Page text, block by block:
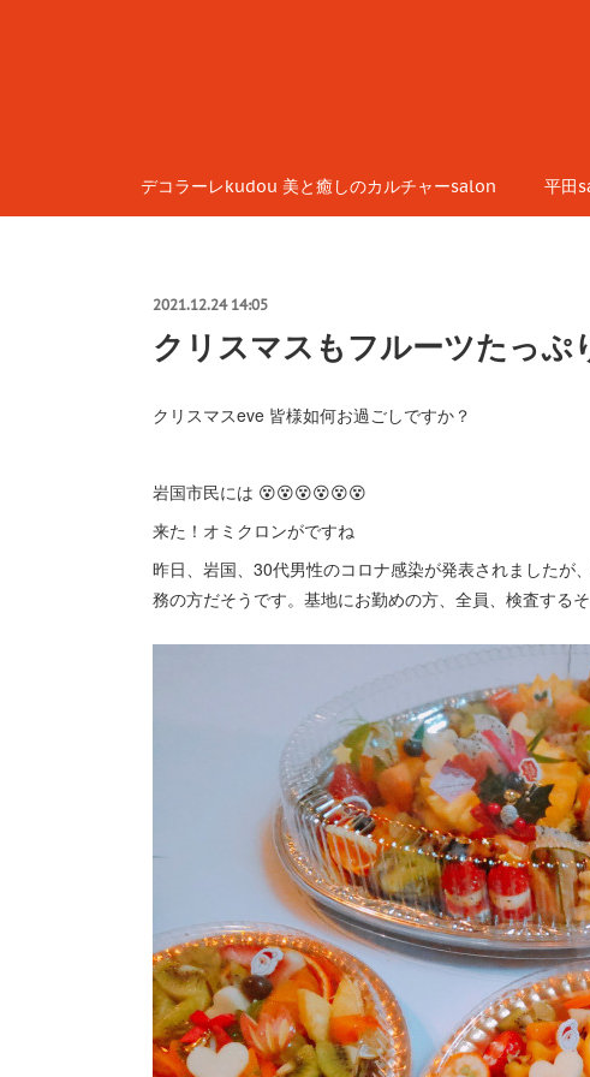
デコラーレkudou 美と癒しのカルチャーsalon 平田
2021.12.24 14:05
クリスマスもフルーツたっぷ
クリスマスeve 皆様如何お過ごしですか？
岩国市民には 😵😵😵😵😵😵
来た！オミクロンがですね
昨日、岩国、30代男性のコロナ感染が発表されましたが
務の方だそうです。基地にお勤めの方、全員、検査する